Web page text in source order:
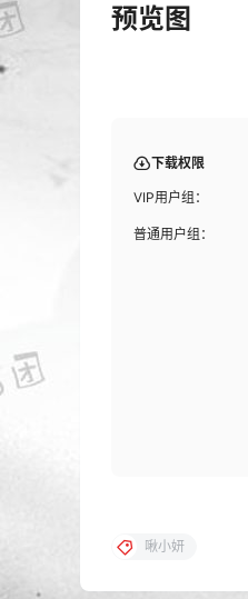
预览图
下载权限
VIP用户组：
普通用户组：
啾小妍